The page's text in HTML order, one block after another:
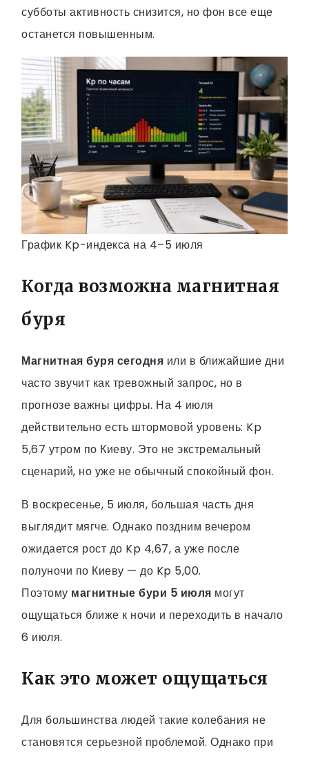
субботы активность снизится, но фон все еще
останется повышенным.
График Kp-индекса на 4–5 июля
Когда возможна магнитная
буря
Магнитная буря сегодня или в ближайшие дни
часто звучит как тревожный запрос, но в
прогнозе важны цифры. На 4 июля
действительно есть штормовой уровень: Kp
5,67 утром по Киеву. Это не экстремальный
сценарий, но уже не обычный спокойный фон.
В воскресенье, 5 июля, большая часть дня
выглядит мягче. Однако поздним вечером
ожидается рост до Kp 4,67, а уже после
полуночи по Киеву — до Kp 5,00.
Поэтому магнитные бури 5 июля могут
ощущаться ближе к ночи и переходить в начало
6 июля.
Как это может ощущаться
Для большинства людей такие колебания не
становятся серьезной проблемой. Однако при